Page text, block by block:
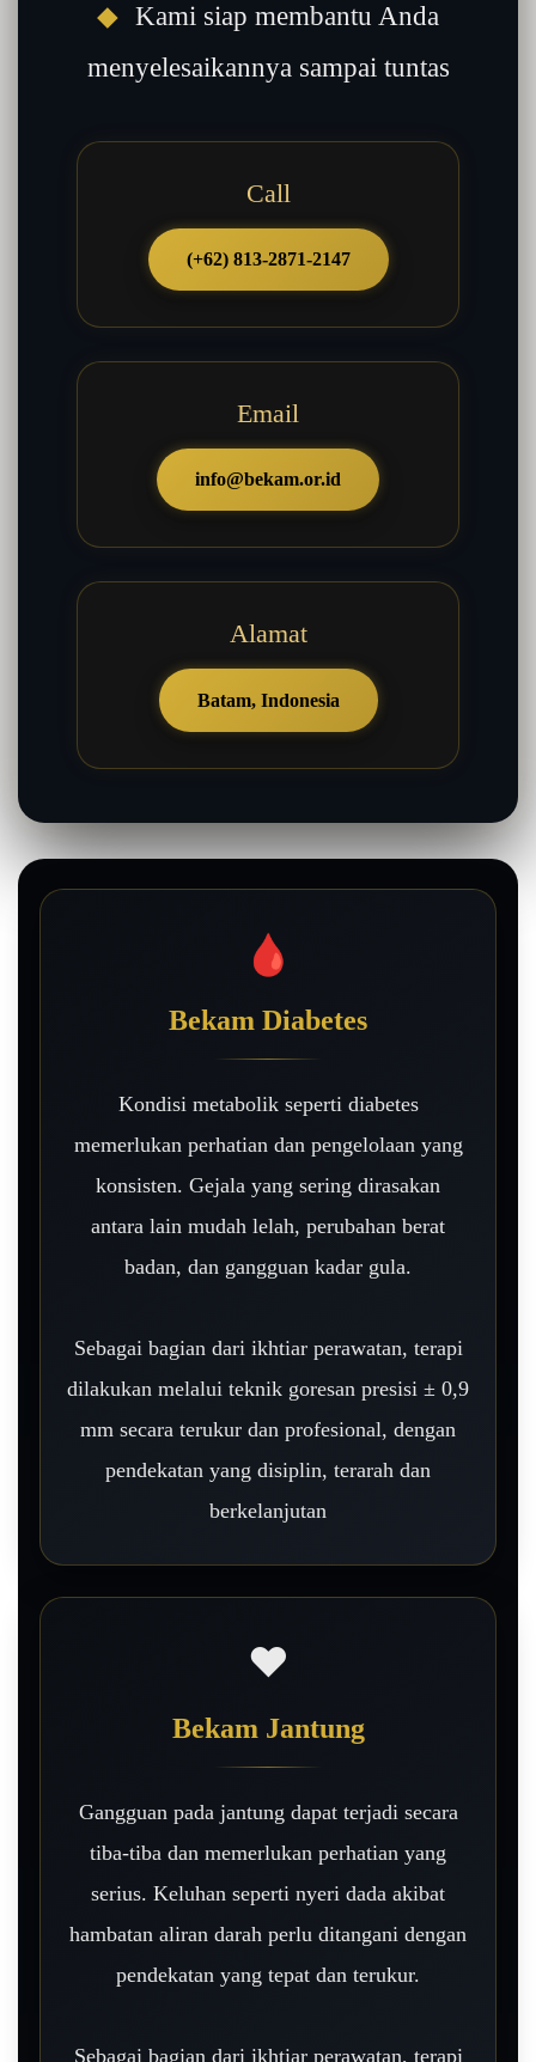
◆ Kami siap membantu Anda
menyelesaikannya sampai tuntas
Call
(+62) 813-2871-2147
Email
info@bekam.or.id
Alamat
Batam, Indonesia
🩸
Bekam Diabetes
Kondisi metabolik seperti diabetes
memerlukan perhatian dan pengelolaan yang
konsisten. Gejala yang sering dirasakan
antara lain mudah lelah, perubahan berat
badan, dan gangguan kadar gula.
Sebagai bagian dari ikhtiar perawatan, terapi
dilakukan melalui teknik goresan presisi ± 0,9
mm secara terukur dan profesional, dengan
pendekatan yang disiplin, terarah dan
berkelanjutan
❤️
Bekam Jantung
Gangguan pada jantung dapat terjadi secara
tiba-tiba dan memerlukan perhatian yang
serius. Keluhan seperti nyeri dada akibat
hambatan aliran darah perlu ditangani dengan
pendekatan yang tepat dan terukur.
Sebagai bagian dari ikhtiar perawatan, terapi